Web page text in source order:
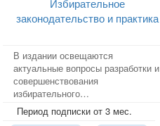
Избирательное
законодательство и практика
В издании освещаются
актуальные вопросы разработки и
совершенствования
избирательного
законодательства,
правоприменительной практики,...
Период подписки от 3 мес.